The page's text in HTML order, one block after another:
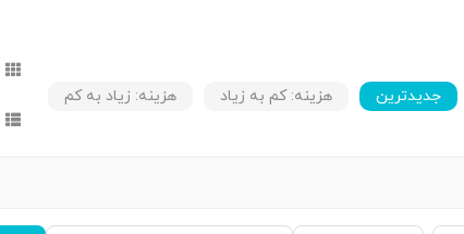
جدیدترین هزینه: کم به زیاد هزینه: زیاد به کم